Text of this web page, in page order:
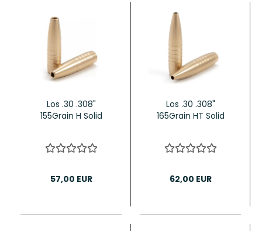
Los .30 .308"
155Grain H Solid
57,00 EUR
Los .30 .308"
165Grain HT Solid
62,00 EUR